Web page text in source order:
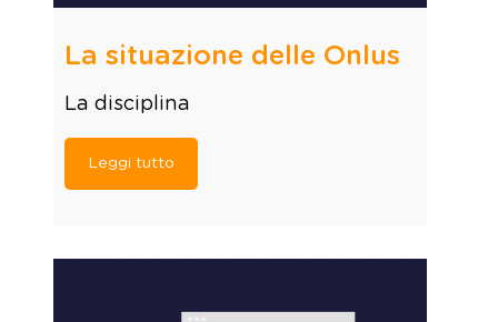
La situazione delle Onlus
La disciplina
Leggi tutto